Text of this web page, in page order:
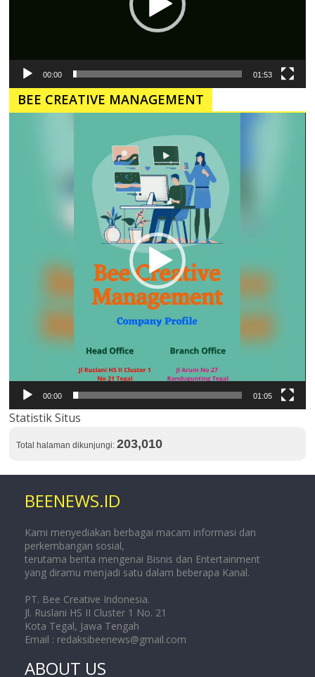
00:00 01:53
BEE CREATIVE MANAGEMENT
00:00 01:05
Statistik Situs
Total halaman dikunjungi:203,010
BEENEWS.ID
Kami menyediakan berbagai macam informasi dan
perkembangan sosial,
terutama berita mengenai Bisnis dan Entertainment
yang diramu menjadi satu dalam beberapa Kanal.
PT. Bee Creative Indonesia.
Jl. Ruslani HS II Cluster 1 No. 21
Kota Tegal, Jawa Tengah
Email : redaksibeenews@gmail.com
ABOUT US